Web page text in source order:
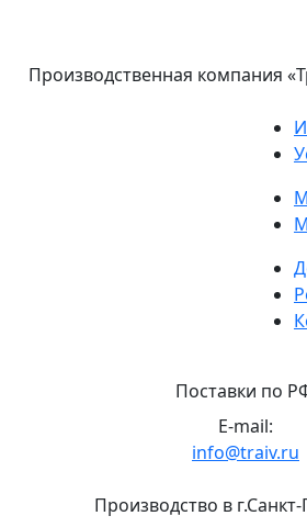
Производственная компания
Поставки по
E-mail:
info@traiv.ru
Производство в